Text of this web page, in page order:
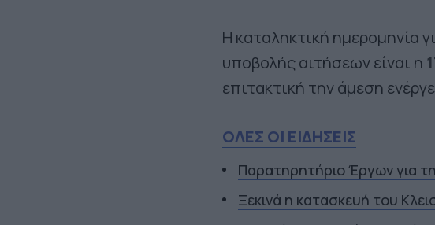
Η καταληκτική ημερομηνία
υποβολής αιτήσεων είναι η
επιτακτική την άμεση
ΟΛΕΣ ΟΙ ΕΙΔΗΣΕΙΣ
Παρατηρητήριο Έργων για
Ξεκινά η κατασκευή του